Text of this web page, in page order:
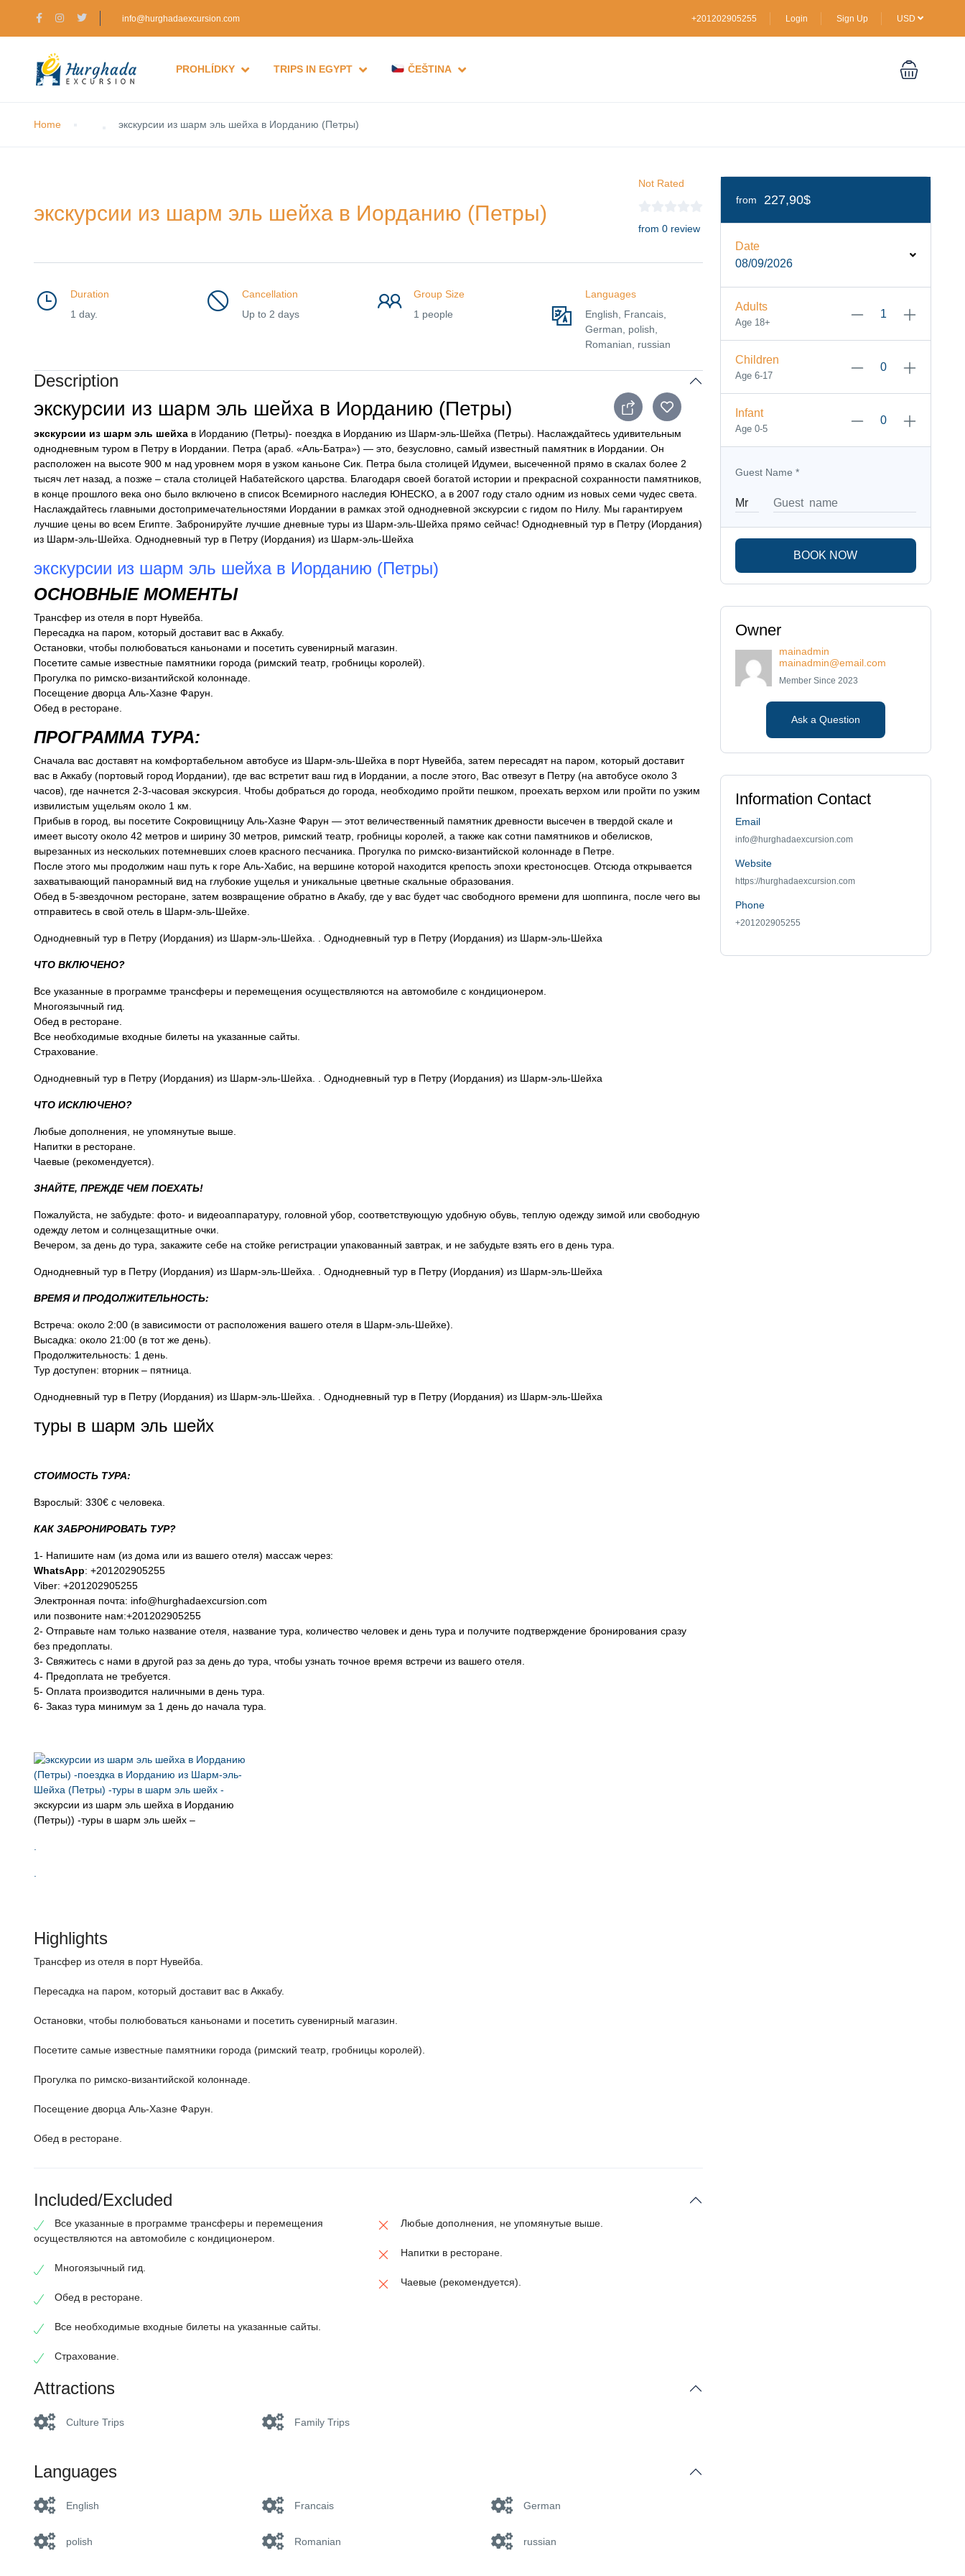
info@hurghadaexcursion.com +201202905255 Login Sign Up USD
PROHLÍDKY TRIPS IN EGYPT ČEŠTINA
Home экскурсии из шарм эль шейха в Иорданию (Петры)
экскурсии из шарм эль шейха в Иорданию (Петры)
Not Rated
from 0 review
Duration
1 day.
Cancellation
Up to 2 days
Group Size
1 people
Languages
English, Francais,
German, polish,
Romanian, russian
Description
экскурсии из шарм эль шейха в Иорданию (Петры)
экскурсии из шарм эль шейха в Иорданию (Петры)- поездка в Иорданию из Шарм-эль-Шейха (Петры). Наслаждайтесь удивительным
однодневным туром в Петру в Иордании. Петра (араб. «Аль-Батра») — это, безусловно, самый известный памятник в Иордании. Он
расположен на высоте 900 м над уровнем моря в узком каньоне Сик. Петра была столицей Идумеи, высеченной прямо в скалах более 2
тысяч лет назад, а позже – стала столицей Набатейского царства. Благодаря своей богатой истории и прекрасной сохранности памятников,
в конце прошлого века оно было включено в список Всемирного наследия ЮНЕСКО, а в 2007 году стало одним из новых семи чудес света.
Наслаждайтесь главными достопримечательностями Иордании в рамках этой однодневной экскурсии с гидом по Нилу. Мы гарантируем
лучшие цены во всем Египте. Забронируйте лучшие дневные туры из Шарм-эль-Шейха прямо сейчас! Однодневный тур в Петру (Иордания)
из Шарм-эль-Шейха. Однодневный тур в Петру (Иордания) из Шарм-эль-Шейха
экскурсии из шарм эль шейха в Иорданию (Петры)
ОСНОВНЫЕ МОМЕНТЫ
Трансфер из отеля в порт Нувейба.
Пересадка на паром, который доставит вас в Аккабу.
Остановки, чтобы полюбоваться каньонами и посетить сувенирный магазин.
Посетите самые известные памятники города (римский театр, гробницы королей).
Прогулка по римско-византийской колоннаде.
Посещение дворца Аль-Хазне Фарун.
Обед в ресторане.
ПРОГРАММА ТУРА:
Сначала вас доставят на комфортабельном автобусе из Шарм-эль-Шейха в порт Нувейба, затем пересадят на паром, который доставит
вас в Аккабу (портовый город Иордании), где вас встретит ваш гид в Иордании, а после этого, Вас отвезут в Петру (на автобусе около 3
часов), где начнется 2-3-часовая экскурсия. Чтобы добраться до города, необходимо пройти пешком, проехать верхом или пройти по узким
извилистым ущельям около 1 км.
Прибыв в город, вы посетите Сокровищницу Аль-Хазне Фарун — этот величественный памятник древности высечен в твердой скале и
имеет высоту около 42 метров и ширину 30 метров, римский театр, гробницы королей, а также как сотни памятников и обелисков,
вырезанных из нескольких потемневших слоев красного песчаника. Прогулка по римско-византийской колоннаде в Петре.
После этого мы продолжим наш путь к горе Аль-Хабис, на вершине которой находится крепость эпохи крестоносцев. Отсюда открывается
захватывающий панорамный вид на глубокие ущелья и уникальные цветные скальные образования.
Обед в 5-звездочном ресторане, затем возвращение обратно в Акабу, где у вас будет час свободного времени для шоппинга, после чего вы
отправитесь в свой отель в Шарм-эль-Шейхе.
Однодневный тур в Петру (Иордания) из Шарм-эль-Шейха. . Однодневный тур в Петру (Иордания) из Шарм-эль-Шейха
ЧТО ВКЛЮЧЕНО?
Все указанные в программе трансферы и перемещения осуществляются на автомобиле с кондиционером.
Многоязычный гид.
Обед в ресторане.
Все необходимые входные билеты на указанные сайты.
Страхование.
Однодневный тур в Петру (Иордания) из Шарм-эль-Шейха. . Однодневный тур в Петру (Иордания) из Шарм-эль-Шейха
ЧТО ИСКЛЮЧЕНО?
Любые дополнения, не упомянутые выше.
Напитки в ресторане.
Чаевые (рекомендуется).
ЗНАЙТЕ, ПРЕЖДЕ ЧЕМ ПОЕХАТЬ!
Пожалуйста, не забудьте: фото- и видеоаппаратуру, головной убор, соответствующую удобную обувь, теплую одежду зимой или свободную
одежду летом и солнцезащитные очки.
Вечером, за день до тура, закажите себе на стойке регистрации упакованный завтрак, и не забудьте взять его в день тура.
Однодневный тур в Петру (Иордания) из Шарм-эль-Шейха. . Однодневный тур в Петру (Иордания) из Шарм-эль-Шейха
ВРЕМЯ И ПРОДОЛЖИТЕЛЬНОСТЬ:
Встреча: около 2:00 (в зависимости от расположения вашего отеля в Шарм-эль-Шейхе).
Высадка: около 21:00 (в тот же день).
Продолжительность: 1 день.
Тур доступен: вторник – пятница.
Однодневный тур в Петру (Иордания) из Шарм-эль-Шейха. . Однодневный тур в Петру (Иордания) из Шарм-эль-Шейха
туры в шарм эль шейх
СТОИМОСТЬ ТУРА:
Взрослый: 330€ с человека.
КАК ЗАБРОНИРОВАТЬ ТУР?
1- Напишите нам (из дома или из вашего отеля) массаж через:
WhatsApp: +201202905255
Viber: +201202905255
Электронная почта: info@hurghadaexcursion.com
или позвоните нам:+201202905255
2- Отправьте нам только название отеля, название тура, количество человек и день тура и получите подтверждение бронирования сразу
без предоплаты.
3- Свяжитесь с нами в другой раз за день до тура, чтобы узнать точное время встречи из вашего отеля.
4- Предоплата не требуется.
5- Оплата производится наличными в день тура.
6- Заказ тура минимум за 1 день до начала тура.
экскурсии из шарм эль шейха в Иорданию
(Петры)) -туры в шарм эль шейх –
Highlights
Трансфер из отеля в порт Нувейба.
Пересадка на паром, который доставит вас в Аккабу.
Остановки, чтобы полюбоваться каньонами и посетить сувенирный магазин.
Посетите самые известные памятники города (римский театр, гробницы королей).
Прогулка по римско-византийской колоннаде.
Посещение дворца Аль-Хазне Фарун.
Обед в ресторане.
Included/Excluded
Все указанные в программе трансферы и перемещения
осуществляются на автомобиле с кондиционером.
Многоязычный гид.
Обед в ресторане.
Все необходимые входные билеты на указанные сайты.
Страхование.
Любые дополнения, не упомянутые выше.
Напитки в ресторане.
Чаевые (рекомендуется).
Attractions
Culture Trips Family Trips
Languages
English Francais German
polish Romanian russian
from 227,90$
Date
08/09/2026
Adults
Age 18+
Children
Age 6-17
Infant
Age 0-5
Guest Name *
BOOK NOW
Owner
mainadmin
mainadmin@email.com
Member Since 2023
Ask a Question
Information Contact
Email
info@hurghadaexcursion.com
Website
https://hurghadaexcursion.com
Phone
+201202905255